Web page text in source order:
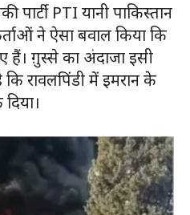
PTI यानी पाकिस्तान
ने ऐसा बवाल किया कि
हैं। ग़ुस्से का अंदाजा इसी
रावलपिंडी में इमरान के